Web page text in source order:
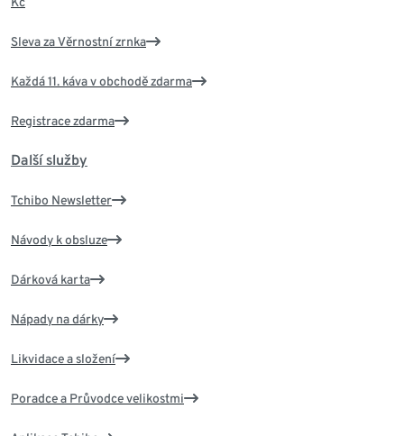
Sleva za Věrnostní zrnka
Každá 11. káva v obchodě zdarma
Registrace zdarma
Další služby
Tchibo Newsletter
Návody k obsluze
Dárková karta
Nápady na dárky
Likvidace a složení
Poradce a Průvodce velikostmi